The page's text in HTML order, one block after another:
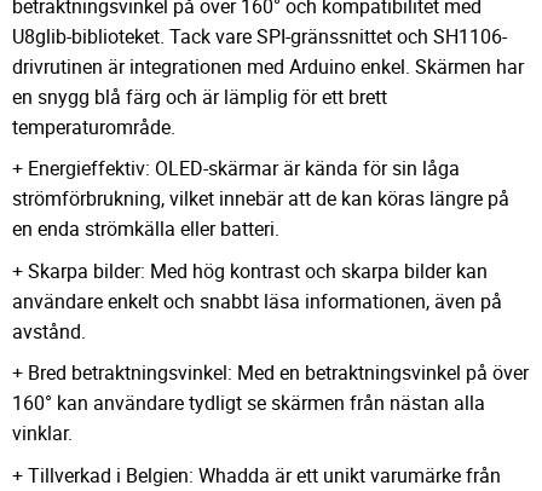
betraktningsvinkel på över 160° och kompatibilitet med
U8glib-biblioteket. Tack vare SPI-gränssnittet och SH1106-
drivrutinen är integrationen med Arduino enkel. Skärmen har
en snygg blå färg och är lämplig för ett brett
temperaturområde.
+ Energieffektiv: OLED-skärmar är kända för sin låga
strömförbrukning, vilket innebär att de kan köras längre på
en enda strömkälla eller batteri.
+ Skarpa bilder: Med hög kontrast och skarpa bilder kan
användare enkelt och snabbt läsa informationen, även på
avstånd.
+ Bred betraktningsvinkel: Med en betraktningsvinkel på över
160° kan användare tydligt se skärmen från nästan alla
vinklar.
+ Tillverkad i Belgien: Whadda är ett unikt varumärke från